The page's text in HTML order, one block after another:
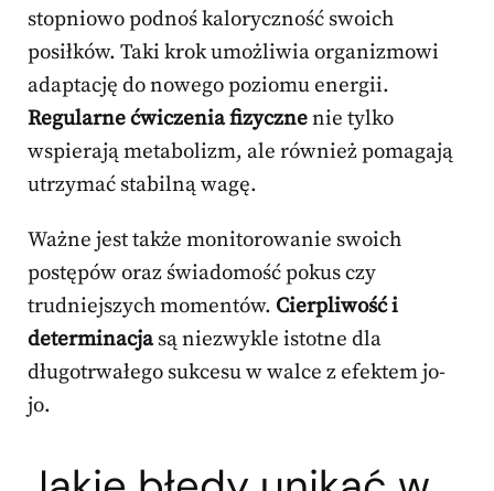
stopniowo podnoś kaloryczność swoich
posiłków. Taki krok umożliwia organizmowi
adaptację do nowego poziomu energii.
Regularne ćwiczenia fizycznenie tylko
wspierają metabolizm, ale również pomagają
utrzymać stabilną wagę.
Ważne jest także monitorowanie swoich
postępów oraz świadomość pokus czy
trudniejszych momentów. Cierpliwość i
determinacjasą niezwykle istotne dla
długotrwałego sukcesu w walce z efektem jo-
jo.